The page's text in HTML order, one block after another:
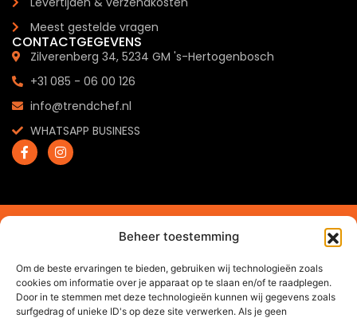
Beheer toestemming
Om de beste ervaringen te bieden, gebruiken wij technologieën zoals
cookies om informatie over je apparaat op te slaan en/of te raadplegen.
Door in te stemmen met deze technologieën kunnen wij gegevens zoals
surfgedrag of unieke ID's op deze site verwerken. Als je geen
Meest gestelde vragen
CONTACTGEGEVENS
Zilverenberg 34, 5234 GM 's-Hertogenbosch
+31 085 - 06 00 126
info@trendchef.nl
WHATSAPP BUSINESS
Website gemaakt doorArkdesign.nl